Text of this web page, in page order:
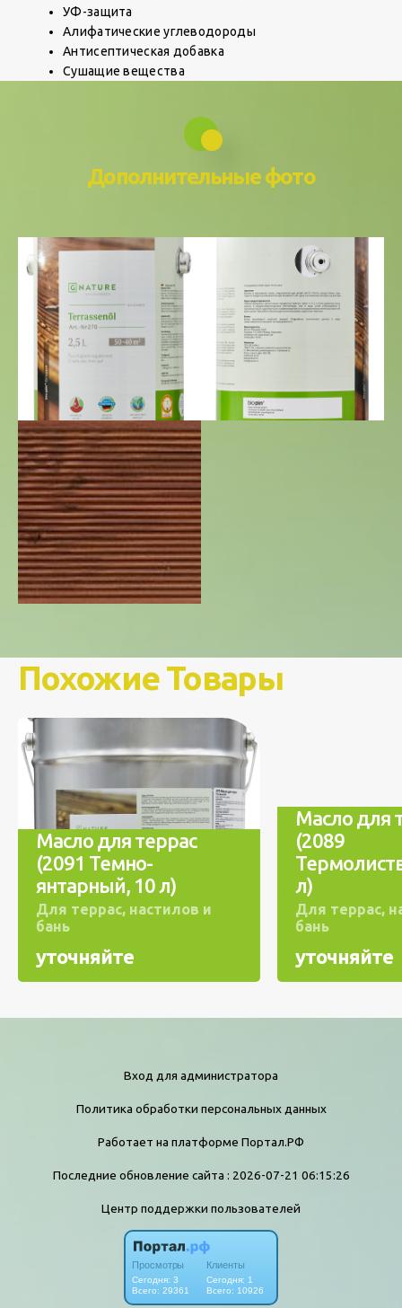
УФ-защита
Алифатические углеводороды
Антисептическая добавка
Сушащие вещества
Дополнительные фото
Похожие Товары
Масло для террас
(2091 Темно-
янтарный, 10 л)
Для террас, настилов и
бань
уточняйте
Масло для
(2089
л)
Для террас,
бань
уточняйте
Вход для администратора
Политика обработки персональных данных
Работает на платформе Портал.РФ
Последние обновление сайта : 2026-07-21 06:15:26
Центр поддержки пользователей